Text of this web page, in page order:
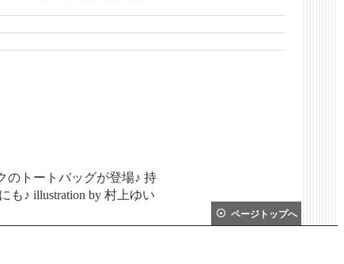
のトートバッグが登場♪ 持
も♪ illustration by 村上ゆい
ページトップへ